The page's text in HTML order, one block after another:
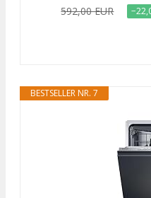
592,00 EUR
BESTSELLER NR. 7